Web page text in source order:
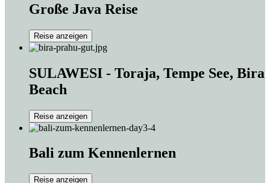
Große Java Reise
Reise anzeigen
SULAWESI - Toraja, Tempe See, Bira
Beach
Reise anzeigen
Bali zum Kennenlernen
Reise anzeigen